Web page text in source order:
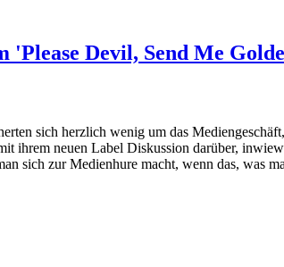
Devil, Send Me
sich herzlich wenig um das
ihrem neuen Label Diskussion darüber,
sich zur Medienhure macht, wenn das, was